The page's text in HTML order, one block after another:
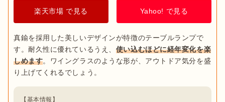
楽天市場 で見る Yahoo! で見る
真鍮を採用した美しいデザインが特徴のテーブルランプで
す。耐久性に優れているうえ、 使い込むほどに経年変化を楽
しめます。ワイングラスのような形が、アウトドア気分を盛